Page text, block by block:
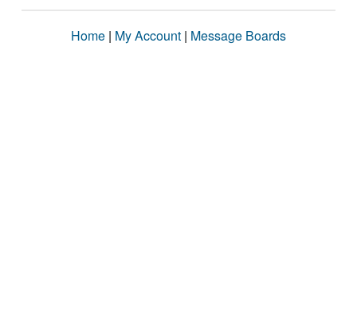
Home | My Account | Message Boards